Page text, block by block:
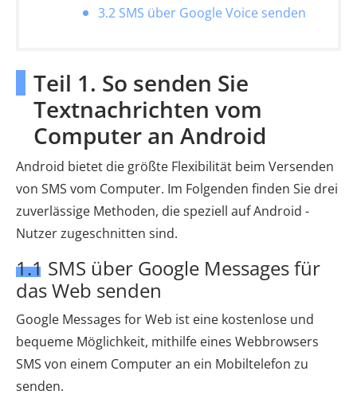
3.2 SMS über Google Voice senden
Teil 1. So senden Sie
Textnachrichten vom
Computer an Android
Android bietet die größte Flexibilität beim Versenden
von SMS vom Computer. Im Folgenden finden Sie drei
zuverlässige Methoden, die speziell auf Android -
Nutzer zugeschnitten sind.
1.1 SMS über Google Messages für
das Web senden
Google Messages for Web ist eine kostenlose und
bequeme Möglichkeit, mithilfe eines Webbrowsers
SMS von einem Computer an ein Mobiltelefon zu
senden.